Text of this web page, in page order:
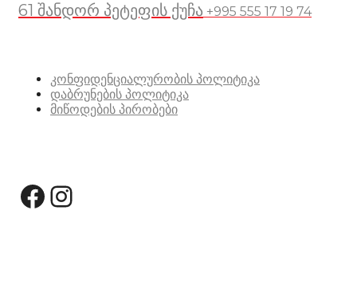
61 შანდორ პეტეფის ქუჩა +995 555 17 19 74
კონფიდენციალურობის პოლიტიკა
დაბრუნების პოლიტიკა
მიწოდების პირობები
Facebook
Instagram